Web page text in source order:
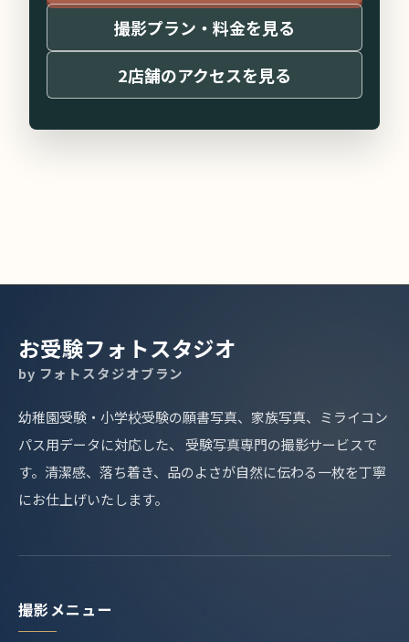
撮影プラン・料金を見る
2店舗のアクセスを見る
お受験フォトスタジオ
by フォトスタジオブラン
幼稚園受験・小学校受験の願書写真、家族写真、ミライコン
パス用データに対応した、 受験写真専門の撮影サービスで
す。清潔感、落ち着き、品のよさが自然に伝わる一枚を丁寧
にお仕上げいたします。
撮影メニュー